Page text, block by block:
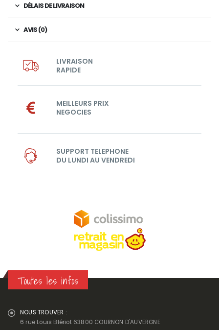
DÉLAIS DE LIVRAISON
AVIS (0)
LIVRAISON
RAPIDE
MEILLEURS PRIX
NEGOCIES
SUPPORT TELEPHONE
DU LUNDI AU VENDREDI
Toutes les infos
NOUS TROUVER :
6 rue Louis Blériot 63800 COURNON D'AUVERGNE